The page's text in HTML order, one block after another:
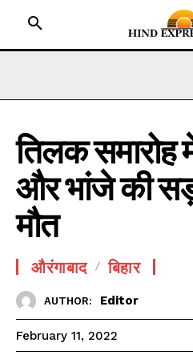
HOME
BIHAR
JHARKHAND
UTTAR PRADESH
MADHYA PRADESH
INTERNATIONAL
NATIONAL NEWS
CRIME NEWS
तिलक समारोह
और भांजे की
मौत
औरंगाबाद बिहार
AUTHOR: Editor
February 11, 2022